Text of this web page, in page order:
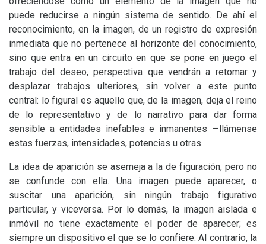
puede reducirse a ningún sistema de sentido. De ahí el
reconocimiento, en la imagen, de un registro de expresión
inmediata que no pertenece al horizonte del conocimiento,
sino que entra en un circuito en que se pone en juego el
trabajo del deseo, perspectiva que vendrán a retomar y
desplazar trabajos ulteriores, sin volver a este punto
central: lo figural es aquello que, de la imagen, deja el reino
de lo representativo y de lo narrativo para dar forma
sensible a entidades inefables e inmanentes —llámense
estas fuerzas, intensidades, potencias u otras.
La idea de aparición se asemeja a la de figuración, pero no
se confunde con ella. Una imagen puede aparecer, o
suscitar una aparición, sin ningún trabajo figurativo
particular, y viceversa. Por lo demás, la imagen aislada e
inmóvil no tiene exactamente el poder de aparecer; es
siempre un dispositivo el que se lo confiere. Al contrario, la